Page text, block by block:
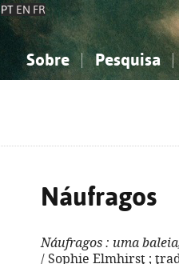
PT EN FR
Sobre Pesquisa
Náufragos
Náufragos : uma
/ Sophie Elmhirst ;